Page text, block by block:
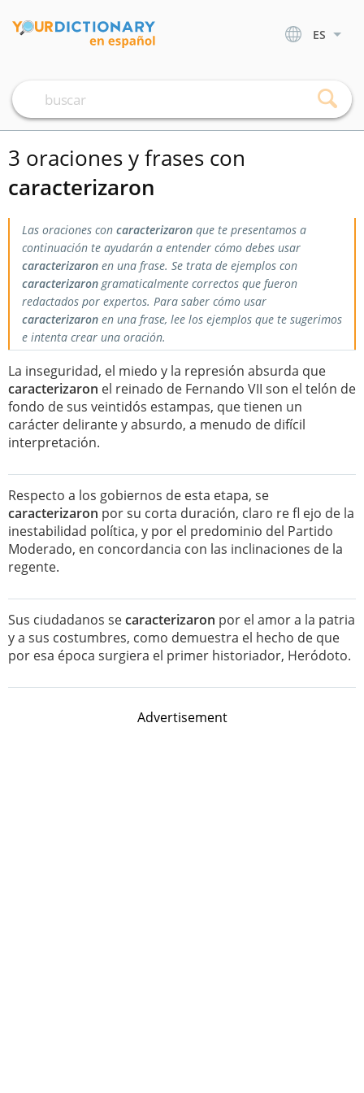
ES
3 oraciones y frases con
caracterizaron
Las oraciones con caracterizaron que te presentamos a
continuación te ayudarán a entender cómo debes usar
caracterizaron en una frase. Se trata de ejemplos con
caracterizarongramaticalmente correctos que fueron
redactados por expertos. Para saber cómo usar
caracterizaron en una frase, lee los ejemplos que te sugerimos
e intenta crear una oración.
La inseguridad, el miedo y la represión absurda que
caracterizaron el reinado de Fernando VII son el telón de
fondo de sus veintidós estampas, que tienen un
carácter delirante y absurdo, a menudo de difícil
interpretación.
Respecto a los gobiernos de esta etapa, se
caracterizaron por su corta duración, claro re fl ejo de la
inestabilidad política, y por el predominio del Partido
Moderado, en concordancia con las inclinaciones de la
regente.
Sus ciudadanos secaracterizaron por el amor a la patria
y a sus costumbres, como demuestra el hecho de que
por esa época surgiera el primer historiador, Heródoto.
Advertisement